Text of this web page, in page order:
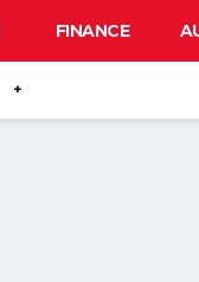
FINANCE
+